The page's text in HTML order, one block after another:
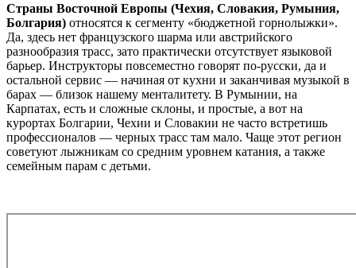
Страны Восточной Европы (Чехия, Словакия, Румыния,
Болгария) относятся к сегменту «бюджетной горнолыжки».
Да, здесь нет французского шарма или австрийского
разнообразия трасс, зато практически отсутствует языковой
барьер. Инструкторы повсеместно говорят по-русски, да и
остальной сервис — начиная от кухни и заканчивая музыкой в
барах — близок нашему менталитету. В Румынии, на
Карпатах, есть и сложные склоны, и простые, а вот на
курортах Болгарии, Чехии и Словакии не часто встретишь
профессионалов — черных трасс там мало. Чаще этот регион
советуют лыжникам со средним уровнем катания, а также
семейным парам с детьми.